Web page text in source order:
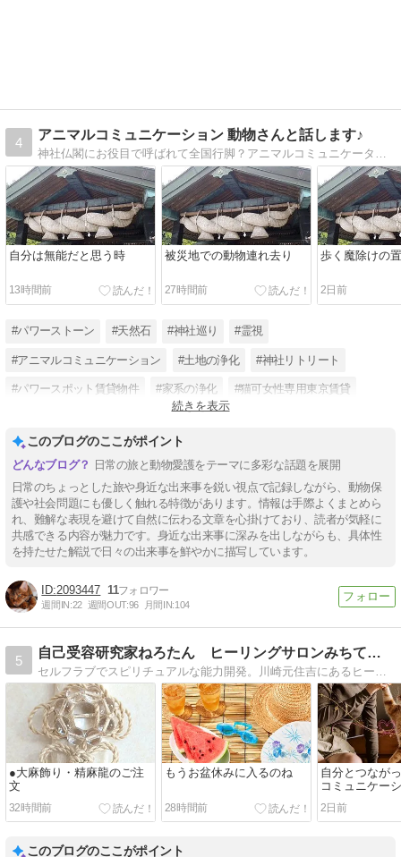
4
アニマルコミュニケーション 動物さんと話します♪
自分は無能だと思う時
13時間前
被災地での動物連れ去り
27時間前
歩く魔除けの
2日前
#パワーストーン #天然石 #神社巡り #霊視
#アニマルコミュニケーション #土地の浄化 #神社リトリート
#パワースポット賃貸物件 #家系の浄化 #猫可女性専用東京賃貸
続きを表示
このブログのここがポイント
日常の旅と動物愛護をテーマに多彩な話題を展開
日常のちょっとした旅や身近な出来事を鋭い視点で記録しながら、動物保
護や社会問題にも優しく触れる特徴があります。情報は手際よくまとめら
れ、難解な表現を避けて自然に伝わる文章を心掛けており、読者が気軽に
共感できる内容が魅力です。身近な出来事に深みを出しながらも、具体性
を持たせた解説で日々の出来事を鮮やかに描写しています。
2093447 11
週間IN:22 週間OUT:96 月間IN:104
5
自己受容研究家ねろたん ヒーリングサロンみちてらす
●大麻飾り・精麻龍のご注
文
32時間前
もうお盆休みに入るのね
28時間前
自分とつなが
コミュニケー
する
2日前
このブログのここがポイント